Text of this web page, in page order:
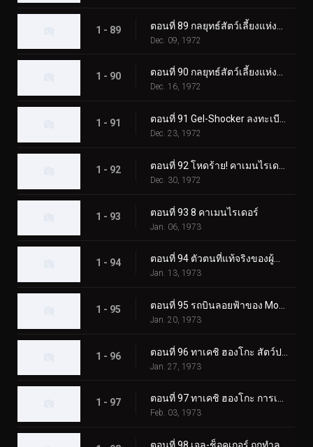
1 - 89
Dec. 09, 1972
1 - 90 ตอนที่ 90 กลยุทธ์สัตว์เลี้ยงแห่งความกลัว Rider SOS
Dec. 16, 1972
1 - 91
Dec. 23, 1972
1 - 92
Dec. 30, 1972
1 - 93 ตอนที่ 93 8 คาเมนไรเดอร์
Jan. 06, 1973
1 - 94 ตอนที่ 94 ตัวตนที่แท้จริงของผู้นำเจล-ช็อคเกอร์
Jan. 13, 1973
1 - 95
Jan. 20, 1973
1 - 96
Jan. 27, 1973
1 - 97 ตอนที่ 97 ทาเคชิ ฮองโกะ การเปลี่ยนแปลงที่เป็นไปไม่ได้
Feb. 03, 1973